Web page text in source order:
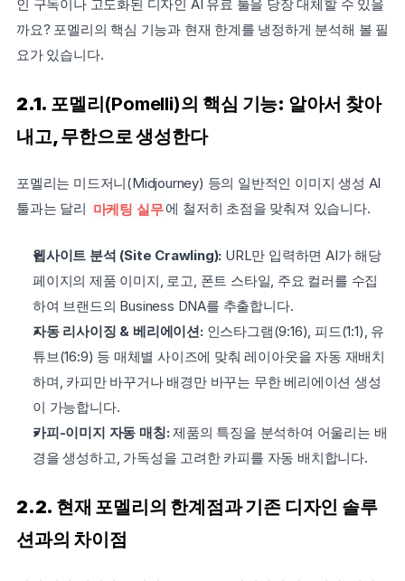
인 구독이나 고도화된 디자인 AI 유료 툴을 당장 대체할 수 있을
까요? 포멜리의 핵심 기능과 현재 한계를 냉정하게 분석해 볼 필
요가 있습니다.
2.1. 포멜리(Pomelli)의 핵심 기능: 알아서 찾아
내고, 무한으로 생성한다
포멜리는 미드저니(Midjourney) 등의 일반적인 이미지 생성 AI
툴과는 달리 마케팅 실무에 철저히 초점을 맞춰져 있습니다.
웹사이트 분석 (Site Crawling): URL만 입력하면 AI가 해당
페이지의 제품 이미지, 로고, 폰트 스타일, 주요 컬러를 수집
하여 브랜드의 Business DNA를 추출합니다.
자동 리사이징 & 베리에이션: 인스타그램(9:16), 피드(1:1), 유
튜브(16:9) 등 매체별 사이즈에 맞춰 레이아웃을 자동 재배치
하며, 카피만 바꾸거나 배경만 바꾸는 무한 베리에이션 생성
이 가능합니다.
카피-이미지 자동 매칭: 제품의 특징을 분석하여 어울리는 배
경을 생성하고, 가독성을 고려한 카피를 자동 배치합니다.
2.2. 현재 포멜리의 한계점과 기존 디자인 솔루
션과의 차이점